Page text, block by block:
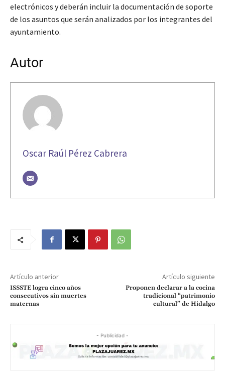
electrónicos y deberán incluir la documentación de soporte
de los asuntos que serán analizados por los integrantes del
ayuntamiento.
Autor
Oscar Raúl Pérez Cabrera
Artículo anterior
ISSSTE logra cinco años
consecutivos sin muertes
maternas
Artículo siguiente
Proponen declarar a la cocina
tradicional “patrimonio
cultural” de Hidalgo
- Publicidad -